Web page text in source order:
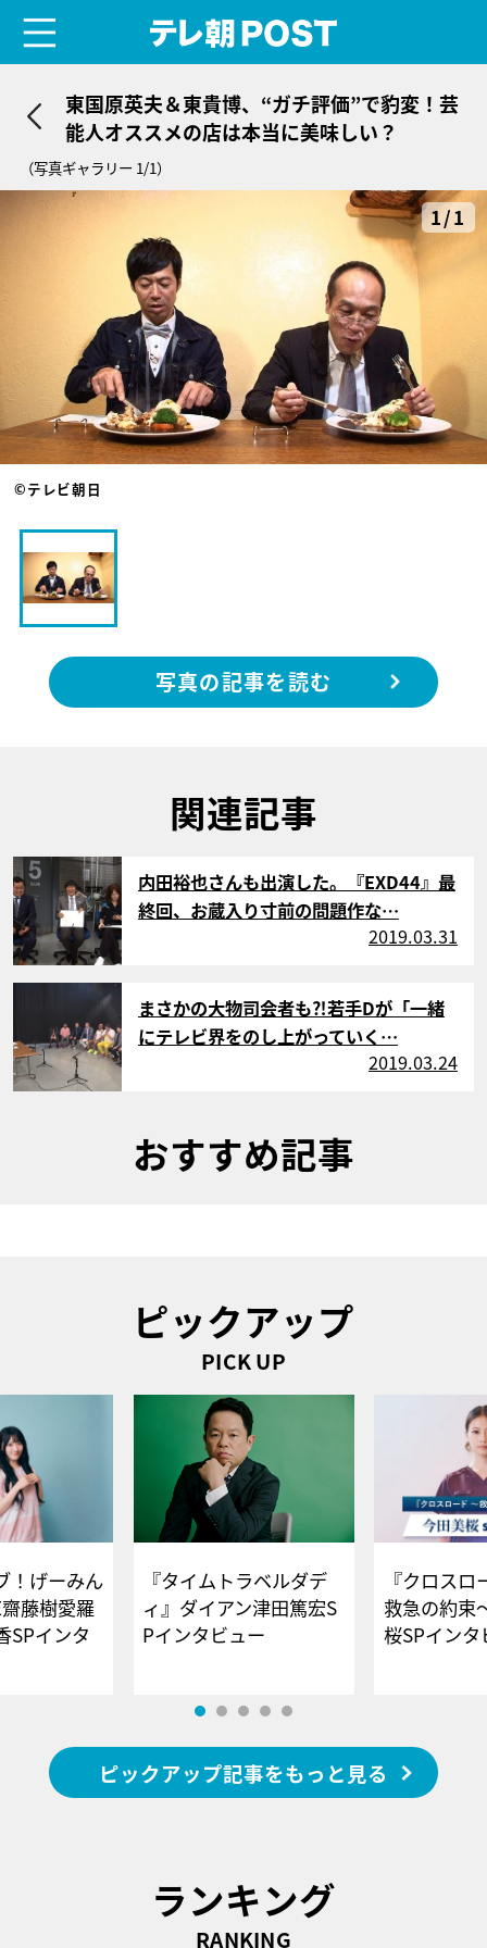
東国原英夫＆東貴博、“ガチ評価”で豹変！芸
能人オススメの店は本当に美味しい？
（写真ギャラリー 1/1）
1/1
©テレビ朝日
写真の記事を読む
関連記事
サムネイル
内田裕也さんも出演した。『EXD44』最
終回、お蔵入り寸前の問題作な…
2019.03.31
サムネイル
まさかの大物司会者も⁈若手Dが「一緒
にテレビ界をのし上がっていく…
2019.03.24
おすすめ記事
ピックアップ
PICK UP
！げーみん
藤樹愛羅
SPインタ
『タイムトラベルダデ
ィ』ダイアン津田篤宏S
Pインタビュー
『クロス
救急の約束
桜SPイ
ピックアップ記事をもっと見る
ランキング
RANKING